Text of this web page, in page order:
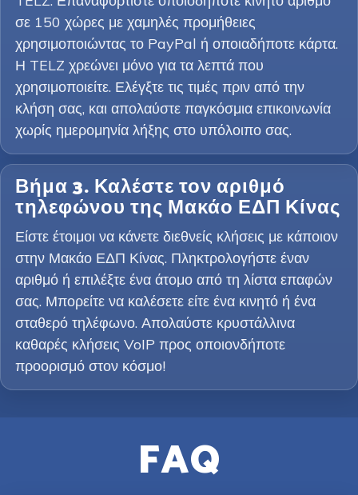
σε 150 χώρες με χαμηλές προμήθειες
χρησιμοποιώντας το PayPal ή οποιαδήποτε κάρτα.
Η TELZ χρεώνει μόνο για τα λεπτά που
χρησιμοποιείτε. Ελέγξτε τις τιμές πριν από την
κλήση σας, και απολαύστε παγκόσμια επικοινωνία
χωρίς ημερομηνία λήξης στο υπόλοιπο σας.
Βήμα 3. Καλέστε τον αριθμό
τηλεφώνου της Μακάο ΕΔΠ Κίνας
Είστε έτοιμοι να κάνετε διεθνείς κλήσεις με κάποιον
στην Μακάο ΕΔΠ Κίνας. Πληκτρολογήστε έναν
αριθμό ή επιλέξτε ένα άτομο από τη λίστα επαφών
σας. Μπορείτε να καλέσετε είτε ένα κινητό ή ένα
σταθερό τηλέφωνο. Απολαύστε κρυστάλλινα
καθαρές κλήσεις VoIP προς οποιονδήποτε
προορισμό στον κόσμο!
FAQ